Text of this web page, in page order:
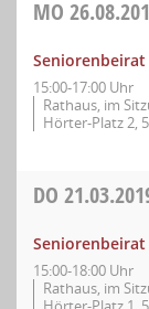
MO
Seniorenbeirat
15:00-17:00 Uhr
Rathaus, im
Hörter-Platz 2,
DO
Seniorenbeirat
15:00-18:00 Uhr
Rathaus, im